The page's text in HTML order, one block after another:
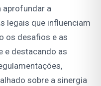
aprofundar a
legais que influenciam
os desafios e as
e destacando as
sobre a sinergia